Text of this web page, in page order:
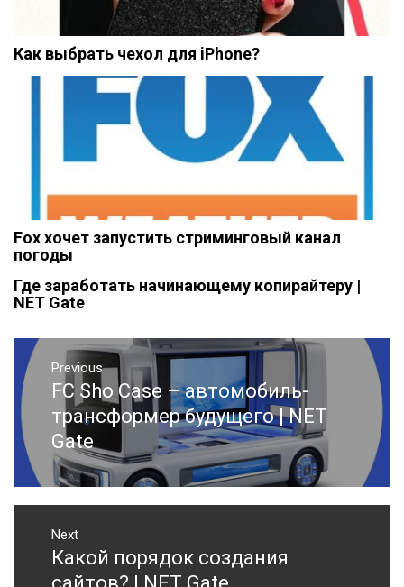
Как выбрать чехол для iPhone?
Fox хочет запустить стриминговый канал
погоды
Где заработать начинающему копирайтеру |
NET Gate
Навигация
по
записям
Previous
Previous
post:
FC Sho Case – автомобиль-
трансформер будущего | NET
Gate
Next
Next
post:
Какой порядок создания